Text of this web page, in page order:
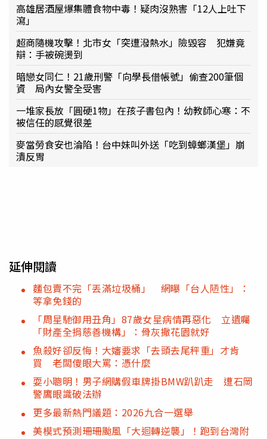
高雄居酒屋爆集體食物中毒！疑肉沒熟害「12人上吐下
瀉」
超商隨機攻擊！北市女「突遭潑熱水」險毀容 犯嫌竟
辯：手被碗燙到
暗戀女同仁！21歲刑警「向學長借帳號」偷查200筆個
資 局內女警全受害
一堆家長放「圓硬1物」在孩子書包內！幼教師心寒：不
被信任的感覺很差
麥當勞食安也淪陷！台中妹叫外送「吃到蟑螂漢堡」崩
潰反胃
延伸閱讀
麵包賣不完「丟滿垃圾桶」 網曝「台人陋性」：
等拿免錢的
「周星馳御用丑角」87歲女星病情再惡化 立遺囑
「財產全捐慈善機構」：骨灰撒花園就好
魚殺好卻反悔！大嬸要求「去頭去尾秤重」才肯
買 老闆傻眼大罵：憑什麼
耍小聰明！男子網購假車牌掛BMW趴趴走 遭石岡
警鷹眼識破法辦
更多最新熱門議題：2026九合一選舉
美模式預測珊珊颱風「大迴轉逆襲」！跑到台灣附